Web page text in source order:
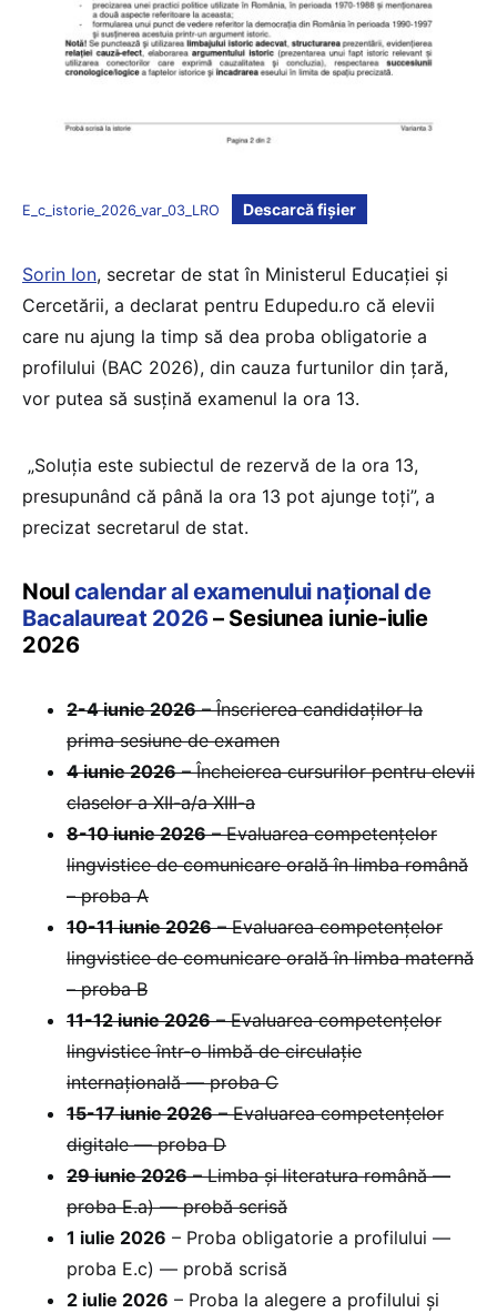
E_c_istorie_2026_var_03_LRO Descarcă fișier
Sorin Ion, secretar de stat în Ministerul Educației și
Cercetării, a declarat pentru Edupedu.ro că elevii
care nu ajung la timp să dea proba obligatorie a
profilului (BAC 2026), din cauza furtunilor din țară,
vor putea să susțină examenul la ora 13.
„Soluția este subiectul de rezervă de la ora 13,
presupunând că până la ora 13 pot ajunge toți”, a
precizat secretarul de stat.
Noulcalendar al examenului național de
Bacalaureat 2026– Sesiunea iunie-iulie
2026
2-4 iunie 2026– Înscrierea candidaților la
prima sesiune de examen
4 iunie 2026– Încheierea cursurilor pentru elevii
claselor a XII-a/a XIII-a
8-10 iunie 2026– Evaluarea competențelor
lingvistice de comunicare orală în limba română
– proba A
10-11 iunie 2026– Evaluarea competențelor
lingvistice de comunicare orală în limba maternă
– proba B
11-12 iunie 2026– Evaluarea competențelor
lingvistice într-o limbă de circulație
internațională — proba C
15-17 iunie 2026– Evaluarea competențelor
digitale — proba D
29 iunie 2026– Limba și literatura română —
proba E.a) — probă scrisă
1 iulie 2026 – Proba obligatorie a profilului —
proba E.c) — probă scrisă
2 iulie 2026 – Proba la alegere a profilului și